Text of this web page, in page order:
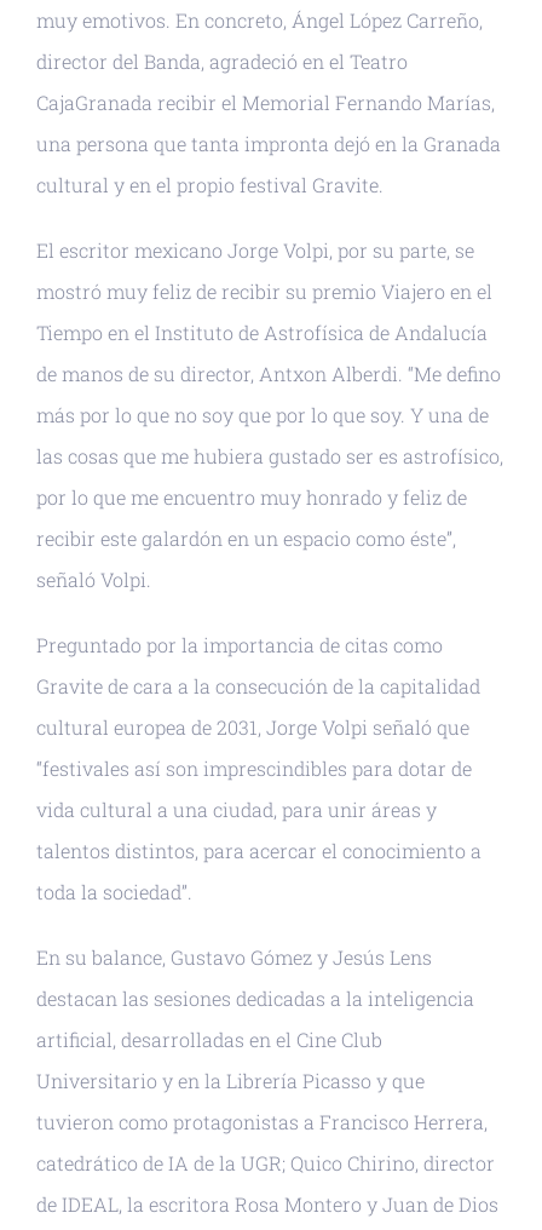
muy emotivos. En concreto, Ángel López Carreño,
director del Banda, agradeció en el Teatro
CajaGranada recibir el Memorial Fernando Marías,
una persona que tanta impronta dejó en la Granada
cultural y en el propio festival Gravite.
El escritor mexicano Jorge Volpi, por su parte, se
mostró muy feliz de recibir su premio Viajero en el
Tiempo en el Instituto de Astrofísica de Andalucía
de manos de su director, Antxon Alberdi. “Me defino
más por lo que no soy que por lo que soy. Y una de
las cosas que me hubiera gustado ser es astrofísico,
por lo que me encuentro muy honrado y feliz de
recibir este galardón en un espacio como éste”,
señaló Volpi.
Preguntado por la importancia de citas como
Gravite de cara a la consecución de la capitalidad
cultural europea de 2031, Jorge Volpi señaló que
“festivales así son imprescindibles para dotar de
vida cultural a una ciudad, para unir áreas y
talentos distintos, para acercar el conocimiento a
toda la sociedad”.
En su balance, Gustavo Gómez y Jesús Lens
destacan las sesiones dedicadas a la inteligencia
artificial, desarrolladas en el Cine Club
Universitario y en la Librería Picasso y que
tuvieron como protagonistas a Francisco Herrera,
catedrático de IA de la UGR; Quico Chirino, director
de IDEAL, la escritora Rosa Montero y Juan de Dios